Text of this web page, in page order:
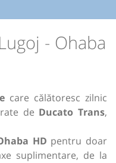
- Ohaba
care călătoresc zilnic
de Ducato Trans,
HD pentru doar
suplimentare, de la